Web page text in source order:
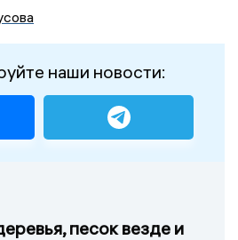
наши новости:
песок везде и